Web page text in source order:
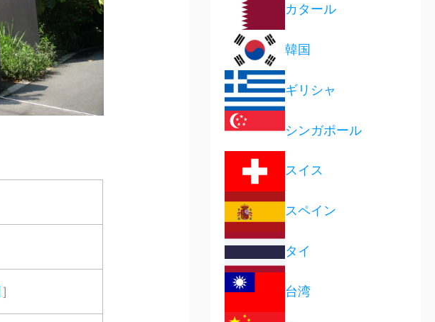
］
カタール
韓国
ギリシャ
シンガポール
スイス
スペイン
タイ
台湾